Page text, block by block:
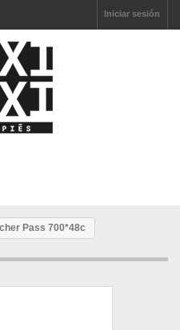
Iniciar sesión
Pass 700*48c